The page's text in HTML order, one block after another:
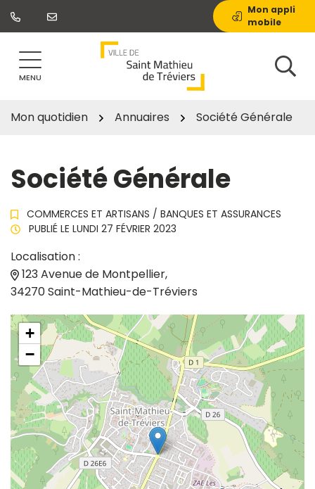
Aller
Mon appli
mobile
MENU
Mon quotidien Annuaires Société Générale
Société Générale
COMMERCES ET ARTISANS / BANQUES ET ASSURANCES
PUBLIÉ LE LUNDI 27 FÉVRIER 2023
Localisation :
123 Avenue de Montpellier,
34270 Saint-Mathieu-de-Tréviers
+
−